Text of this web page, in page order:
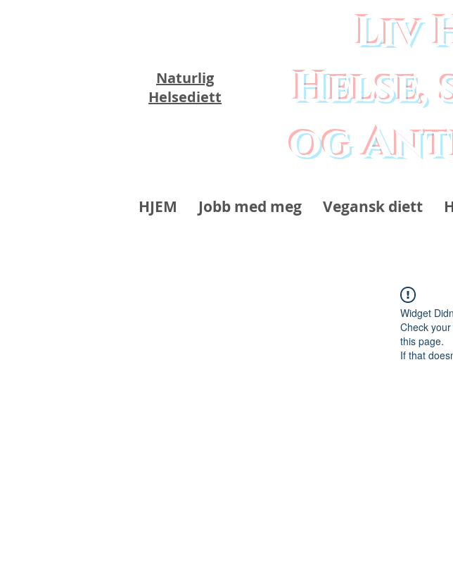
Liv
og
Naturlig
Helsediett
HJEM Jobb med meg Vegansk diett
Widget
Check
this page.
If that